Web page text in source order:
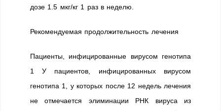
дозе 1.5 мкг/кг 1 раз в неделю.
Рекомендуемая продолжительность лечения
Пациенты, инфицированные вирусом генотипа
1 У пациентов, инфицированных вирусом
генотипа 1, у которых после 12 недель лечения
не отмечается элиминации РНК вируса из